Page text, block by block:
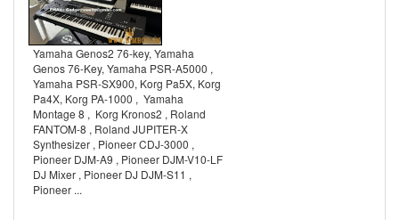
Yamaha Genos2 76-key, Yamaha
Genos 76-Key, Yamaha PSR-A5000 ,
Yamaha PSR-SX900, Korg Pa5X, Korg
Pa4X, Korg PA-1000 , Yamaha
Montage 8 , Korg Kronos2 , Roland
FANTOM-8 , Roland JUPITER-X
Synthesizer , Pioneer CDJ-3000 ,
Pioneer DJM-A9 , Pioneer DJM-V10-LF
DJ Mixer , Pioneer DJ DJM-S11 ,
Pioneer ...